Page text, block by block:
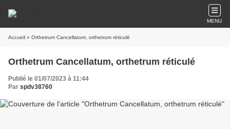
MENU
Accueil » Orthetrum Cancellatum, orthetrum réticulé
Orthetrum Cancellatum, orthetrum réticulé
Publié le 01/07/2023 à 11:44
Par spdv38760